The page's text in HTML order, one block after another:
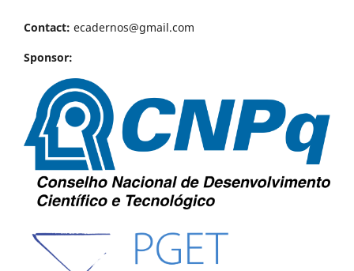
Contact: ecadernos@gmail.com
Sponsor: